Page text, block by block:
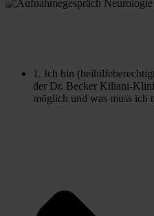
1. Ich bin
der Dr. Becker Kiliani-
möglich und was muss ich